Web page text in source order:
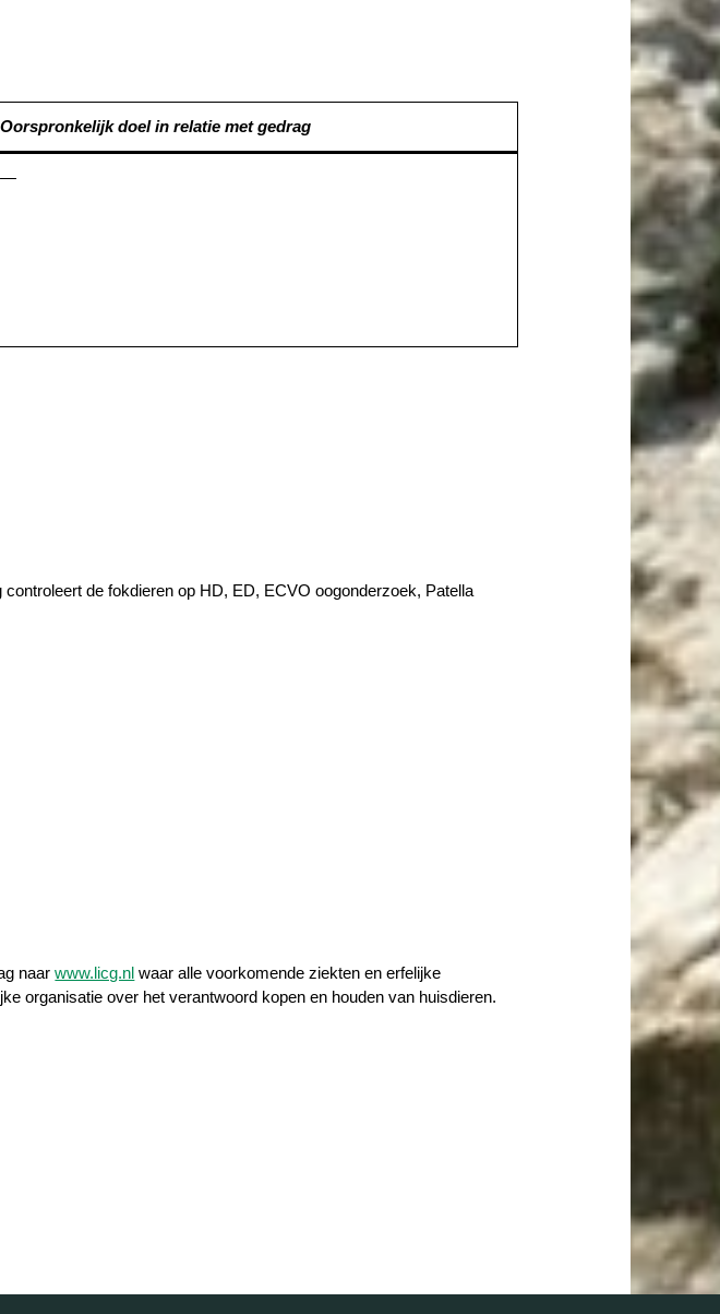
Oorspronkelijk doel in relatie met gedrag
—
de fokdieren op HD, ED, ECVO oogonderzoek, Patella
naarwww.licg.nl waar alle voorkomende ziekten en erfelijke
organisatie over het verantwoord kopen en houden van huisdieren.